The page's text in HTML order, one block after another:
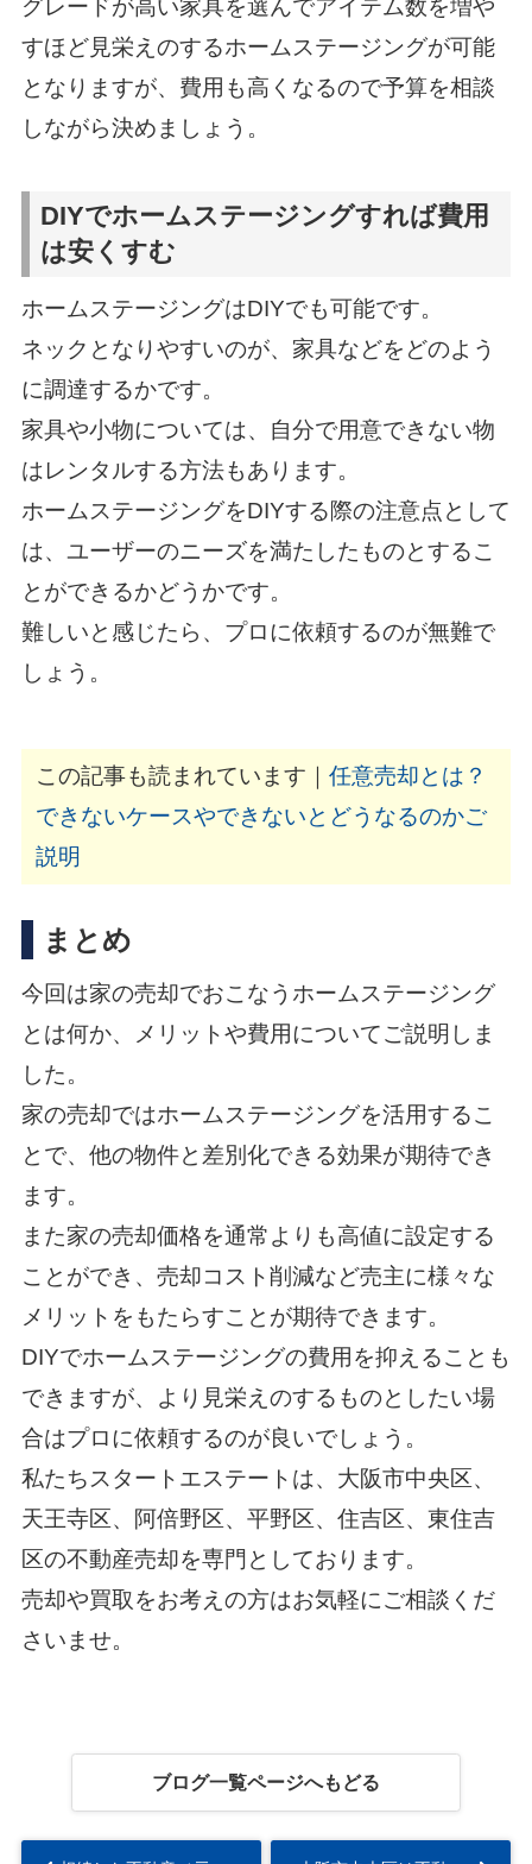
グレードが高い家具を選んでアイテム数を増や
すほど見栄えのするホームステージングが可能
となりますが、費用も高くなるので予算を相談
しながら決めましょう。
DIYでホームステージングすれば費用
は安くすむ
ホームステージングはDIYでも可能です。
ネックとなりやすいのが、家具などをどのよう
に調達するかです。
家具や小物については、自分で用意できない物
はレンタルする方法もあります。
ホームステージングをDIYする際の注意点として
は、ユーザーのニーズを満たしたものとするこ
とができるかどうかです。
難しいと感じたら、プロに依頼するのが無難で
しょう。
この記事も読まれています｜ 任意売却とは？
できないケースやできないとどうなるのかご
説明
まとめ
今回は家の売却でおこなうホームステージング
とは何か、メリットや費用についてご説明しま
した。
家の売却ではホームステージングを活用するこ
とで、他の物件と差別化できる効果が期待でき
ます。
また家の売却価格を通常よりも高値に設定する
ことができ、売却コスト削減など売主に様々な
メリットをもたらすことが期待できます。
DIYでホームステージングの費用を抑えることも
できますが、より見栄えのするものとしたい場
合はプロに依頼するのが良いでしょう。
私たちスタートエステートは、大阪市中央区、
天王寺区、阿倍野区、平野区、住吉区、東住吉
区の不動産売却を専門としております。
売却や買取をお考えの方はお気軽にご相談くだ
さいませ。
ブログ一覧ページへもどる